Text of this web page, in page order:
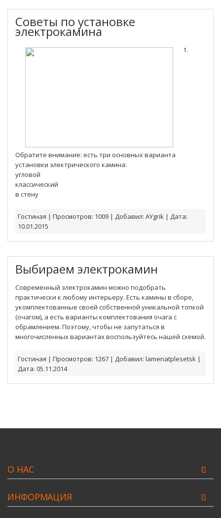
Советы по установке
электрокамина
1.
Обратите внимание: есть три основных варианта
установки электрического камина:
угловой
классический
в стену
Гостиная | Просмотров: 1009 | Добавил: AYgrik | Дата:
10.01.2015
Выбираем электрокамин
Современный электрокамин можно подобрать
практически к любому интерьеру. Есть камины в сборе,
укомплектованные своей собственной уникальной топкой
(очагом), а есть варианты комплектования очага с
обрамлением. Поэтому, чтобы не запутаться в
многочисленных вариантах воспользуйтесь нашей схемой.
Гостиная | Просмотров: 1267 | Добавил: lamenatplesetsk |
Дата: 05.11.2014
О НАС
ИНФОРМАЦИЯ